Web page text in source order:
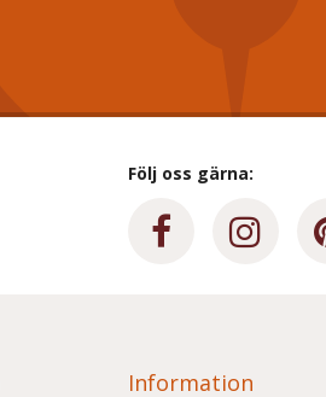
Följ oss gärna:
Information